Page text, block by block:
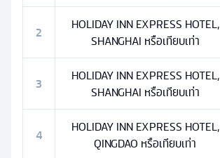
2
HOLIDAY INN EXPRESS HOTEL,
SHANGHAI หรือเทียบเท่า
3
HOLIDAY INN EXPRESS HOTEL,
SHANGHAI หรือเทียบเท่า
4
HOLIDAY INN EXPRESS HOTEL,
QINGDAO หรือเทียบเท่า